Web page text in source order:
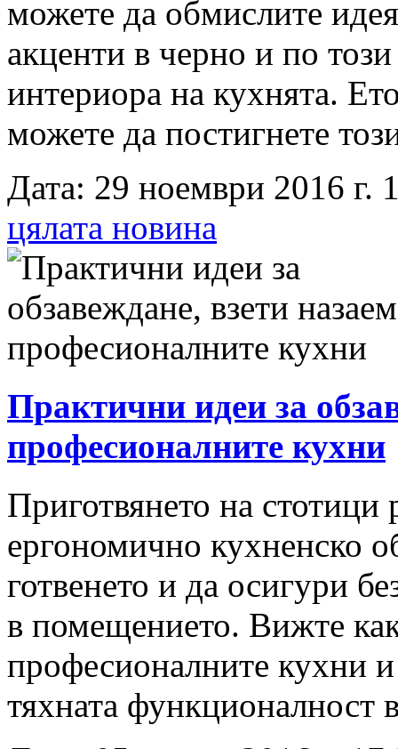
можете да обмислите
акценти в черно и по
интериора на кухнята.
можете да постигнете
Дата: 29 ноември 2016 г.
цялата новина
Практични идеи за
професионалните кухни
Приготвянето на стотици
ергономично кухненско
готвенето и да осигури
в помещението. Вижте
професионалните кухни
тяхната функционалност